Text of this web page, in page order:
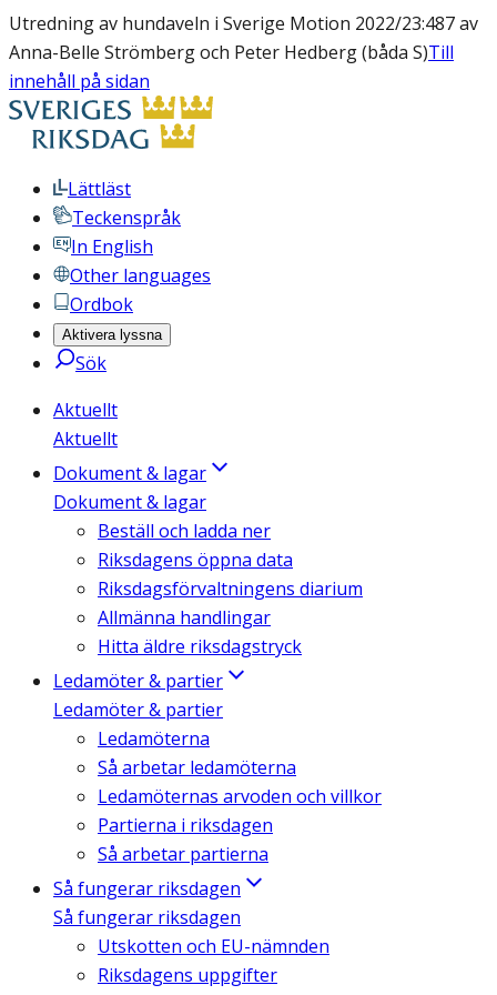
Utredning av hundaveln i Sverige Motion 2022/23:487 av
Anna-Belle Strömberg och Peter Hedberg (båda S)Till
innehåll på sidan
Lättläst
Teckenspråk
In English
Other languages
Ordbok
Aktivera lyssna
Sök
Aktuellt
Aktuellt
Dokument & lagar
Dokument & lagar
Beställ och ladda ner
Riksdagens öppna data
Riksdagsförvaltningens diarium
Allmänna handlingar
Hitta äldre riksdagstryck
Ledamöter & partier
Ledamöter & partier
Ledamöterna
Så arbetar ledamöterna
Ledamöternas arvoden och villkor
Partierna i riksdagen
Så arbetar partierna
Så fungerar riksdagen
Så fungerar riksdagen
Utskotten och EU-nämnden
Riksdagens uppgifter